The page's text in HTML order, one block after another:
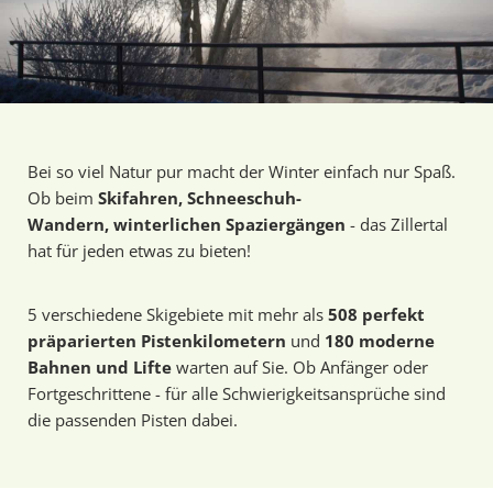
Bei so viel Natur pur macht der Winter einfach nur Spaß.
Ob beim Skifahren, Schneeschuh-
Wandern, winterlichen Spaziergängen - das Zillertal
hat für jeden etwas zu bieten!
5 verschiedene Skigebiete mit mehr als 508 perfekt
präparierten Pistenkilometern und 180 moderne
Bahnen und Lifte warten auf Sie. Ob Anfänger oder
Fortgeschrittene - für alle Schwierigkeitsansprüche sind
die passenden Pisten dabei.